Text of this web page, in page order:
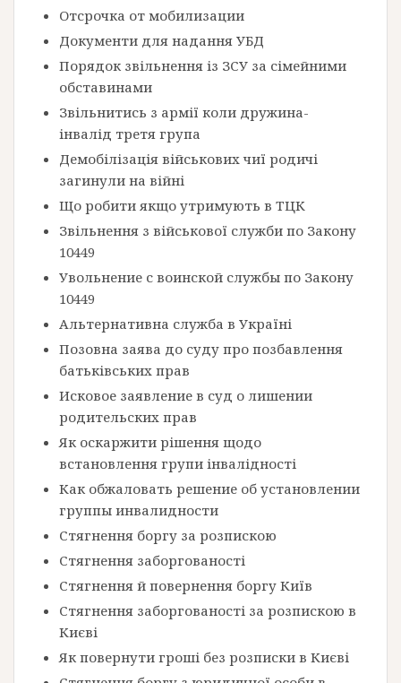
Отсрочка от мобилизации
Документи для надання УБД
Порядок звільнення із ЗСУ за сімейними
обставинами
Звільнитись з армії коли дружина-
інвалід третя група
Демобілізація військових чиї родичі
загинули на війні
Що робити якщо утримують в ТЦК
Звільнення з військової служби по Закону
10449
Увольнение с воинской службы по Закону
10449
Альтернативна служба в Україні
Позовна заява до суду про позбавлення
батьківських прав
Исковое заявление в суд о лишении
родительских прав
Як оскаржити рішення щодо
встановлення групи інвалідності
Как обжаловать решение об установлении
группы инвалидности
Стягнення боргу за розпискою
Стягнення заборгованості
Стягнення й повернення боргу Київ
Стягнення заборгованості за розпискою в
Києві
Як повернути гроші без розписки в Києві